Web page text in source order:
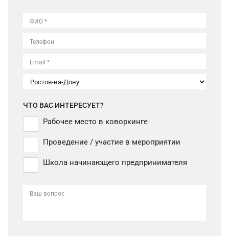
ФИО *
Телефон
Email *
ЧТО ВАС ИНТЕРЕСУЕТ?
Рабочее место в коворкинге
Проведение / участие в мероприятии
Школа начинающего предпринимателя
Ваш вопрос